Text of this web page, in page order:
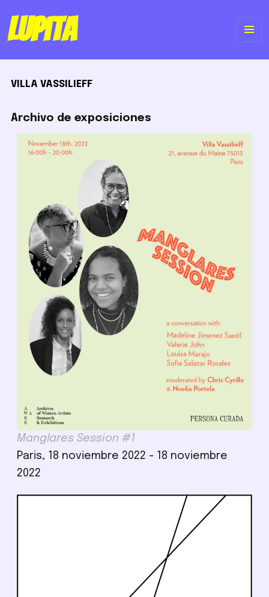
Lupita
VILLA VASSILIEFF
Archivo de exposiciones
Manglares Session #1
Paris, 18 noviembre 2022 - 18 noviembre
2022